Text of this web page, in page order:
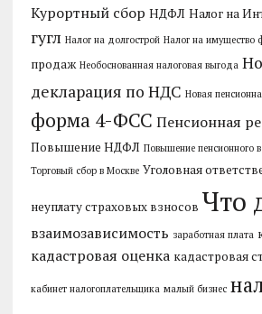
Курортный сбор НДФЛ Налог на
гугл Налог на долгострой Налог на имущество
продаж Необоснованная налоговая выгода
декларация по НДС Новая
форма 4-ФСС Пенсионная
Повышение НДФЛ Повышение пенсионного
Торговый сбор в Москве Уголовная
неуплату страховых взносов Что
взаимозависимость заработная плата
кадастровая оценка кадастровая
кабинет налогоплательщика малый бизнес